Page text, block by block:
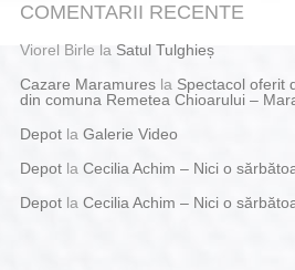
COMENTARII RECENTE
Viorel Birle la Satul Tulghieș
Cazare Maramuresla Spectacol oferit
din comuna Remetea Chioarului –
Depotla Galerie Video
Depotla Cecilia Achim – Nici o
Depotla Cecilia Achim – Nici o